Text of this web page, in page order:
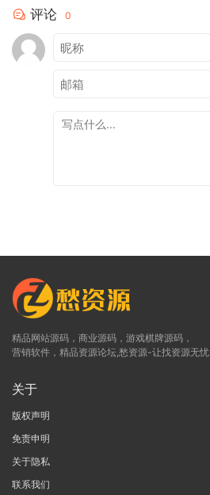
评论 0
精品网站源码，商业源码，游戏棋牌源码，
营销软件，精品资源论坛,愁资源-让找资源无忧
关于
版权声明
免责申明
关于隐私
联系我们